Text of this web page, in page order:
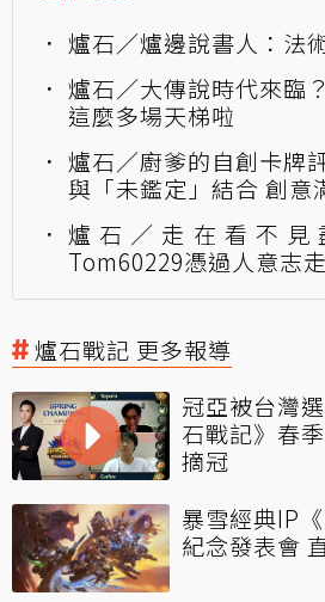
爐石／爐邊說書人：法
爐石／大傳說時代來臨
這麼多場天梯啦
爐石／廚爹的自創卡牌
與「未鑑定」結合 創意
爐石／走在看不見
Tom60229憑過人意志
爐石戰記 更多報導
冠亞被台灣
石戰記》春
摘冠
暴雪經典IP
紀念發表會